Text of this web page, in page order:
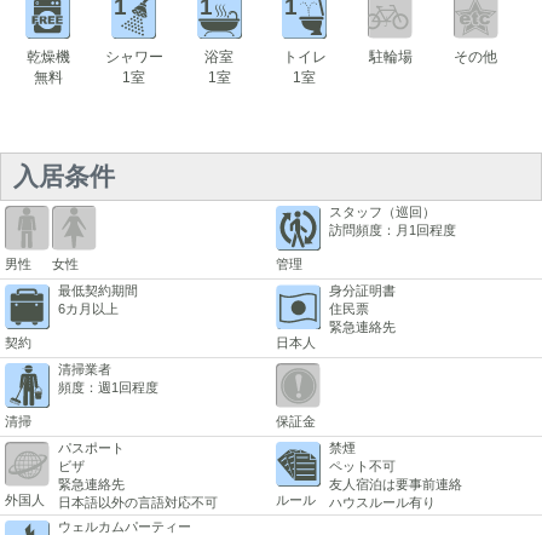
乾燥機
無料
1
シャワー
1室
1
浴室
1室
1
トイレ
1室
駐輪場 その他
入居条件
男性 女性 管理
スタッフ（巡回）
訪問頻度：月1回程度
契約
最低契約期間
6カ月以上
日本人
身分証明書
住民票
緊急連絡先
清掃
清掃業者
頻度：週1回程度
保証金
外国人
パスポート
ビザ
緊急連絡先
日本語以外の言語対応不可
ルール
禁煙
ペット不可
友人宿泊は要事前連絡
ハウスルール有り
ウェルカムパーティー